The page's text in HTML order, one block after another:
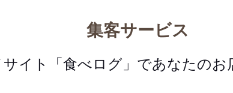
集客サービス
イト「食べログ」であなたの